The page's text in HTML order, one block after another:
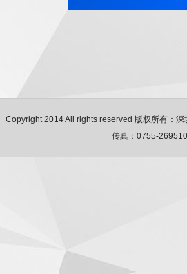
Copyright 2014 All rights reserved 版权所有：
传真：0755-